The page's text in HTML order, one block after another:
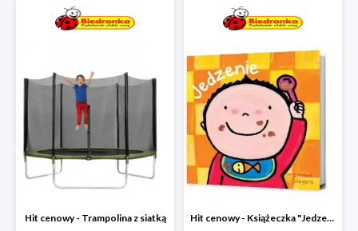
Hit cenowy - Trampolina z siatką Hit cenowy - Książeczka "Jedzenie"